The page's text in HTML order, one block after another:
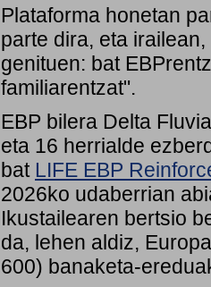
Plataforma honetan
parte dira, eta
genituen: bat
familiarentzat".
EBP bilera Delta
eta 16 herrialde
bat LIFE EBP
2026ko udaberrian
Ikustailearen bertsio
da, lehen aldiz,
600) banaketa-